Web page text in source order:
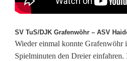
SV TuS/DJK Grafenwöhr – ASV
Wieder einmal konnte Grafenwöhr
Spielminuten den Dreier